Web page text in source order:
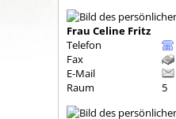
Frau Celine Fritz
Telefon
Fax
E-Mail
Raum
5